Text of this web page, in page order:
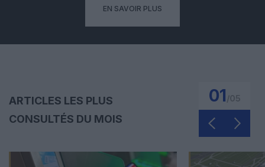
EN SAVOIR PLUS
ARTICLES LES PLUS
CONSULTÉS DU MOIS
01